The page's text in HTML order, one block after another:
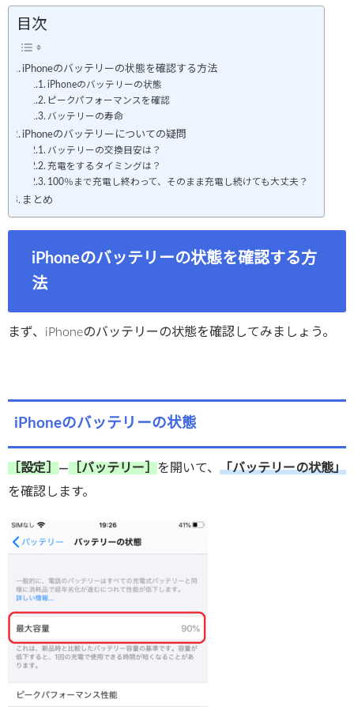
目次
iPhoneのバッテリーの状態を確認する方法
iPhoneのバッテリーの状態
ピークパフォーマンスを確認
バッテリーの寿命
iPhoneのバッテリーについての疑問
バッテリーの交換目安は？
充電をするタイミングは？
100％まで充電し終わって、そのまま充電し続けても大丈夫？
まとめ
iPhoneのバッテリーの状態を確認する方
法
まず、iPhoneのバッテリーの状態を確認してみましょう。
iPhoneのバッテリーの状態
［設定］ ― ［バッテリー］ を開いて、 「バッテリーの状態」
を確認します。